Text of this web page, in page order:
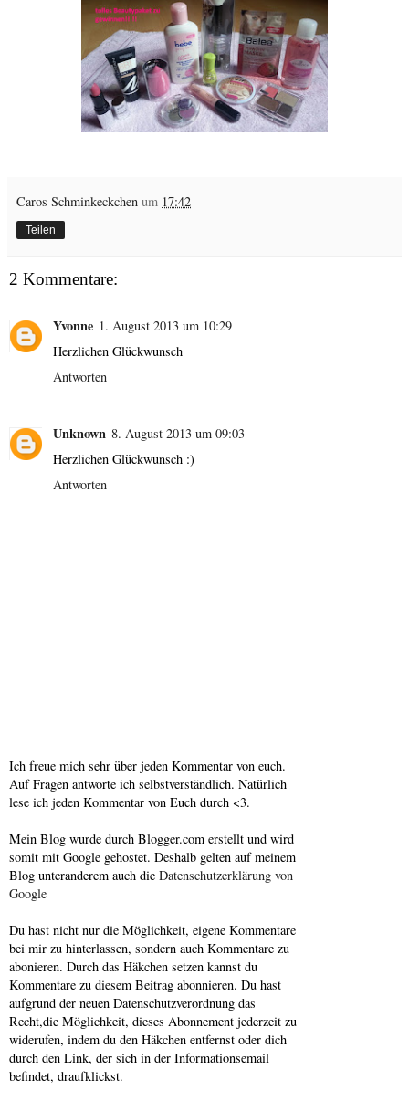
Caros Schminkeckchen um 17:42
Teilen
2 Kommentare:
Yvonne 1. August 2013 um 10:29
Herzlichen Glückwunsch
Antworten
Unknown 8. August 2013 um 09:03
Herzlichen Glückwunsch :)
Antworten
Ich freue mich sehr über jeden Kommentar von euch.
Auf Fragen antworte ich selbstverständlich. Natürlich
lese ich jeden Kommentar von Euch durch <3.
Mein Blog wurde durch Blogger.com erstellt und wird
somit mit Google gehostet. Deshalb gelten auf meinem
Blog unteranderem auch die Datenschutzerklärung von
Google
Du hast nicht nur die Möglichkeit, eigene Kommentare
bei mir zu hinterlassen, sondern auch Kommentare zu
abonieren. Durch das Häkchen setzen kannst du
Kommentare zu diesem Beitrag abonnieren. Du hast
aufgrund der neuen Datenschutzverordnung das
Recht,die Möglichkeit, dieses Abonnement jederzeit zu
widerufen, indem du den Häkchen entfernst oder dich
durch den Link, der sich in der Informationsemail
befindet, draufklickst.